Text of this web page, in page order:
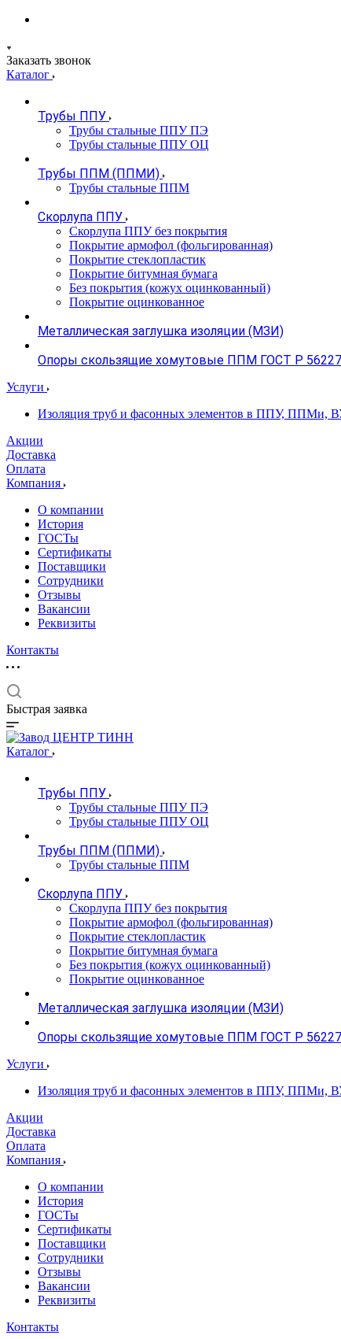
Заказать звонок
Каталог
Трубы ППУ
Трубы стальные ППУ ПЭ
Трубы стальные ППУ ОЦ
Трубы ППМ (ППМИ)
Трубы стальные ППМ
Скорлупа ППУ
Скорлупа ППУ без покрытия
Покрытие армофол (фольгированная)
Покрытие стеклопластик
Покрытие битумная бумага
Без покрытия (кожух оцинкованный)
Покрытие оцинкованное
Металлическая заглушка изоляции (МЗИ)
Опоры скользящие хомутовые ППМ ГОСТ Р 56227
Услуги
Изоляция труб и фасонных элементов в ППУ, ППМи,
Акции
Доставка
Оплата
Компания
О компании
История
ГОСТы
Сертификаты
Поставщики
Сотрудники
Отзывы
Вакансии
Реквизиты
Контакты
Быстрая заявка
Каталог
Трубы ППУ
Трубы стальные ППУ ПЭ
Трубы стальные ППУ ОЦ
Трубы ППМ (ППМИ)
Трубы стальные ППМ
Скорлупа ППУ
Скорлупа ППУ без покрытия
Покрытие армофол (фольгированная)
Покрытие стеклопластик
Покрытие битумная бумага
Без покрытия (кожух оцинкованный)
Покрытие оцинкованное
Металлическая заглушка изоляции (МЗИ)
Опоры скользящие хомутовые ППМ ГОСТ Р 56227
Услуги
Изоляция труб и фасонных элементов в ППУ, ППМи,
Акции
Доставка
Оплата
Компания
О компании
История
ГОСТы
Сертификаты
Поставщики
Сотрудники
Отзывы
Вакансии
Реквизиты
Контакты